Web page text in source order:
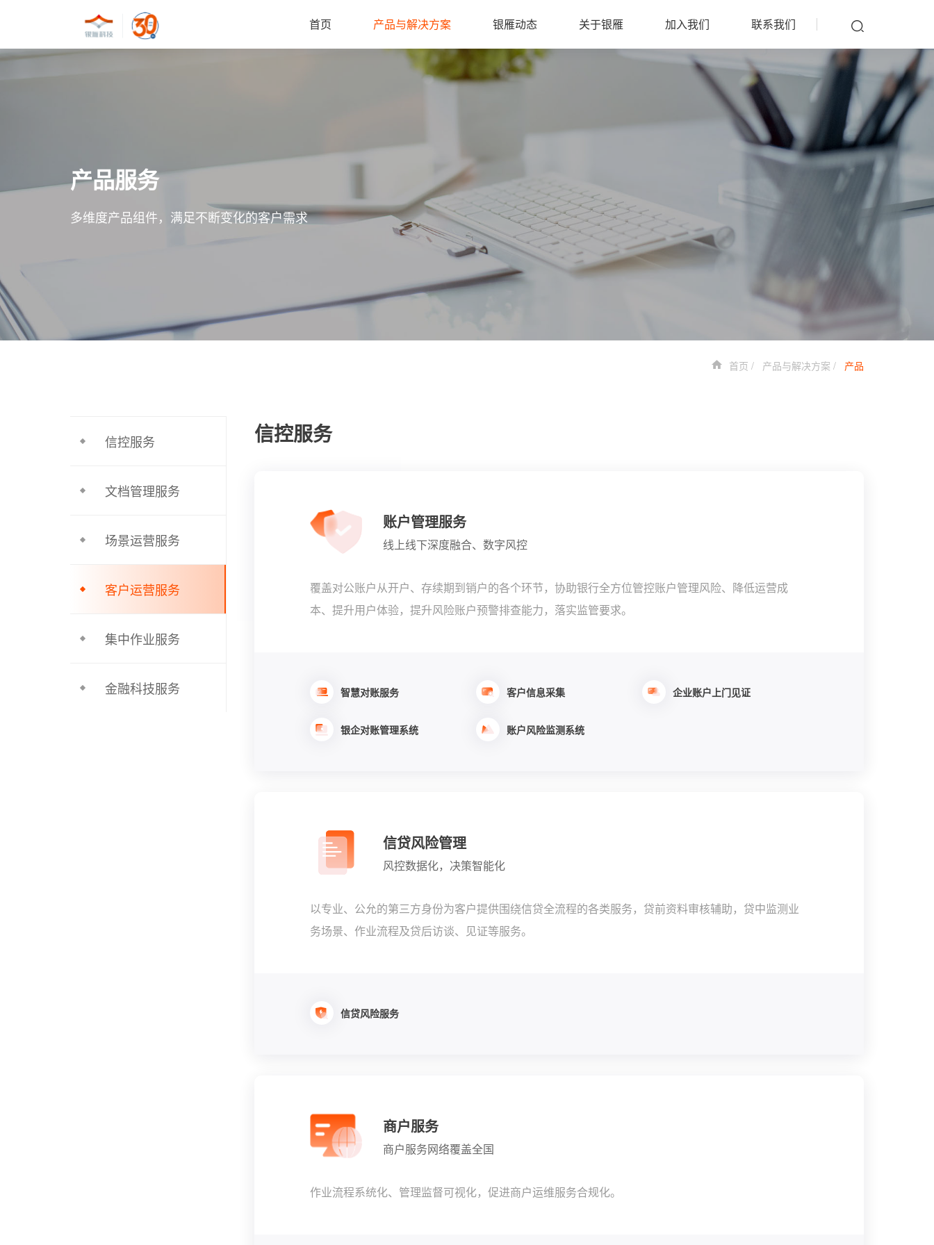
首页 产品与解决方案 银雁动态 关于银雁 加入我们 联系我们
产品服务
多维度产品组件，满足不断变化的客户需求
首页 产品与解决方案 产品
信控服务
文档管理服务
场景运营服务
客户运营服务
集中作业服务
金融科技服务
信控服务
账户管理服务
线上线下深度融合、数字风控
覆盖对公账户从开户、存续期到销户的各个环节，协助银行全方位管控账户管理风险、降低运营成
本、提升用户体验，提升风险账户预警排查能力，落实监管要求。
智慧对账服务 客户信息采集 企业账户上门见证
银企对账管理系统 账户风险监测系统
信贷风险管理
风控数据化，决策智能化
以专业、公允的第三方身份为客户提供围绕信贷全流程的各类服务，贷前资料审核辅助，贷中监测业
务场景、作业流程及贷后访谈、见证等服务。
信贷风险服务
商户服务
商户服务网络覆盖全国
作业流程系统化、管理监督可视化，促进商户运维服务合规化。